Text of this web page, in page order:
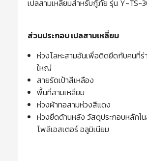
เปลสามเหลี่ยมสำหรับกู้ภัย รุ่น Y-TS-
ส่วนประกอบ เปลสามเหลี่ยม
ห่วงโลหะสามอันเพื่อติดยึดกับคนที่ร่
ใหญ่
สายรัดเป้าสีเหลือง
พื้นที่สามเหลี่ยม
ห่วงผ้าทอสามห่วงสีแดง
ห่วงยึดด้านหลัง วัสดุประกอบหลักไ
โพลีเอสเตอร์ อลูมิเนียม